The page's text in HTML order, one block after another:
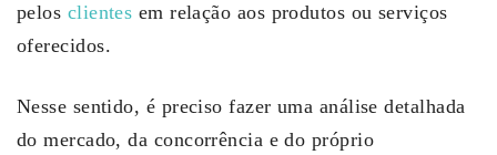
pelos clientes em relação aos produtos ou serviços
oferecidos.
Nesse sentido, é preciso fazer uma análise detalhada
do mercado, da concorrência e do próprio